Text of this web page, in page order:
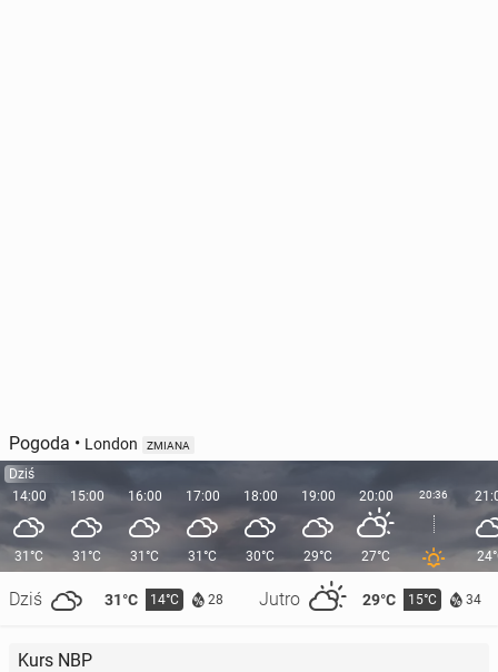
Pogoda • London ZMIANA
Dziś
14:00
31°C
Dziś 31°C 14°C 28 Jutro 29°C 15°C 34
15:00
31°C
16:00
31°C
17:00
31°C
18:00
30°C
19:00
29°C
20:00
27°C
20:36
Kurs NBP